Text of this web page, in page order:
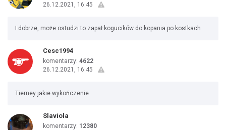
26.12.2021, 16:45
I dobrze, może ostudzi to zapał kogucików do kopania po kostkach
Cesc1994
komentarzy: 4622
26.12.2021, 16:45
Tierney jakie wykończenie
Slaviola
komentarzy: 12380